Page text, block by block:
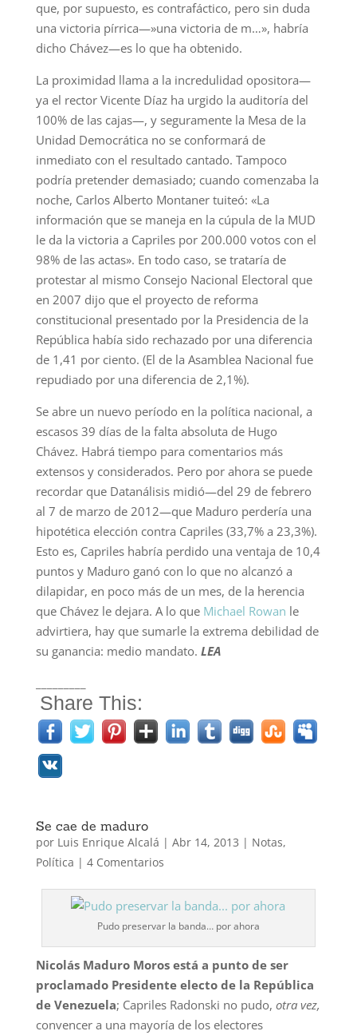
que, por supuesto, es contrafáctico, pero sin duda
una victoria pírrica—»una victoria de m…», habría
dicho Chávez—es lo que ha obtenido.
La proximidad llama a la incredulidad opositora—
ya el rector Vicente Díaz ha urgido la auditoría del
100% de las cajas—, y seguramente la Mesa de la
Unidad Democrática no se conformará de
inmediato con el resultado cantado. Tampoco
podría pretender demasiado; cuando comenzaba la
noche, Carlos Alberto Montaner tuiteó: «La
información que se maneja en la cúpula de la MUD
le da la victoria a Capriles por 200.000 votos con el
98% de las actas». En todo caso, se trataría de
protestar al mismo Consejo Nacional Electoral que
en 2007 dijo que el proyecto de reforma
constitucional presentado por la Presidencia de la
República había sido rechazado por una diferencia
de 1,41 por ciento. (El de la Asamblea Nacional fue
repudiado por una diferencia de 2,1%).
Se abre un nuevo período en la política nacional, a
escasos 39 días de la falta absoluta de Hugo
Chávez. Habrá tiempo para comentarios más
extensos y considerados. Pero por ahora se puede
recordar que Datanálisis midió—del 29 de febrero
al 7 de marzo de 2012—que Maduro perdería una
hipotética elección contra Capriles (33,7% a 23,3%).
Esto es, Capriles habría perdido una ventaja de 10,4
puntos y Maduro ganó con lo que no alcanzó a
dilapidar, en poco más de un mes, de la herencia
que Chávez le dejara. A lo que Michael Rowan le
advirtiera, hay que sumarle la extrema debilidad de
su ganancia: medio mandato. LEA
Share This:
Se cae de maduro
por Luis Enrique Alcalá | Abr 14, 2013 | Notas,
Política | 4 Comentarios
Pudo preservar la banda… por ahora
Nicolás Maduro Moros está a punto de ser
proclamado Presidente electo de la República
de Venezuela; Capriles Radonski no pudo, otra vez,
convencer a una mayoría de los electores